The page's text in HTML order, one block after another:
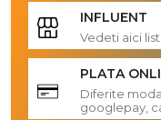
INFLUENT
Vedeti aici
PLATA
Diferite
googlepay,